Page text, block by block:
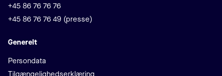
Telefon
+45 86 76 76 76
+45 86 76 76 49 (presse)
Generelt
Persondata
Tilgængelighedserklæring